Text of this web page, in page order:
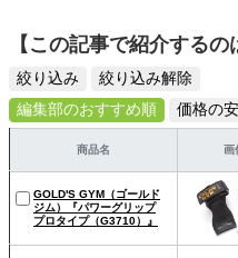
【この記事で紹介するの
絞り込み
絞り込み解除
編集部のおすすめ順
価格の
商品名 画
GOLD'S GYM（ゴールド
ジム）『パワーグリップ
プロタイプ（G3710）』